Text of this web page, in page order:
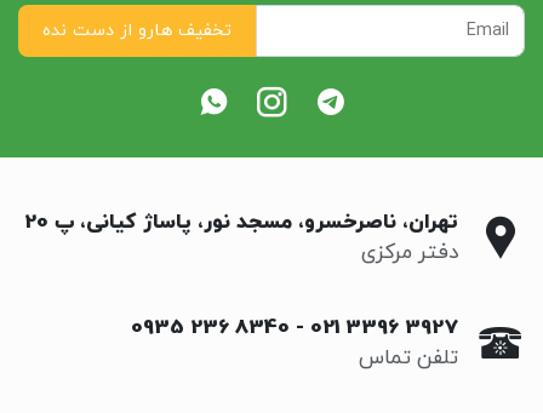
تهران، ناصرخسرو، مسجد نور، پاساژ کیانی، پ 20
دفتر مرکزی
021 3396 3927
-
0935 236 8340
تلفن تماس